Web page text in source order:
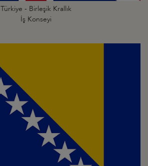
Türkiye - Birleşik Krallık
İş Konseyi